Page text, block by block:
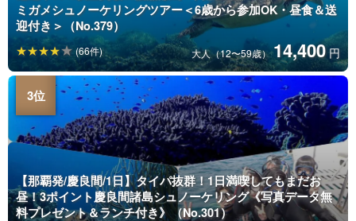
ミガメシュノーケリングツアー＜6歳から参加OK・昼食＆送
迎付き＞（No.379）
大人（12〜59歳）14,400 円
(66件)
【那覇発/慶良間/1日】タイパ抜群！1日満喫してもまだお
昼！3ポイント慶良間諸島シュノーケリング《写真データ無
料プレゼント＆ランチ付き》（No.301）